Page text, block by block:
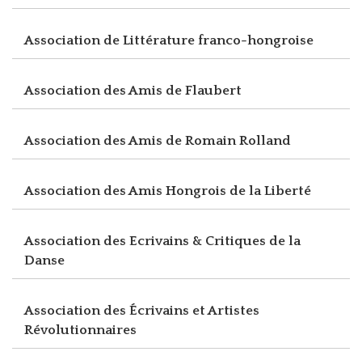
Association de Littérature franco-hongroise
Association des Amis de Flaubert
Association des Amis de Romain Rolland
Association des Amis Hongrois de la Liberté
Association des Ecrivains & Critiques de la
Danse
Association des Écrivains et Artistes
Révolutionnaires